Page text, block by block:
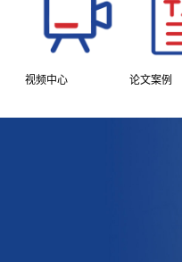
视频中心
论文案例